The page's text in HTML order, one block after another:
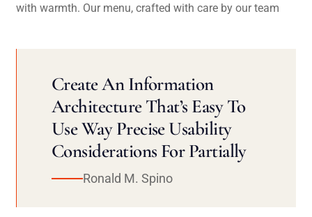
with warmth. Our menu, crafted with care by our team
Create An Information
Architecture That’s Easy To
Use Way Precise Usability
Considerations For Partially
Ronald M. Spino